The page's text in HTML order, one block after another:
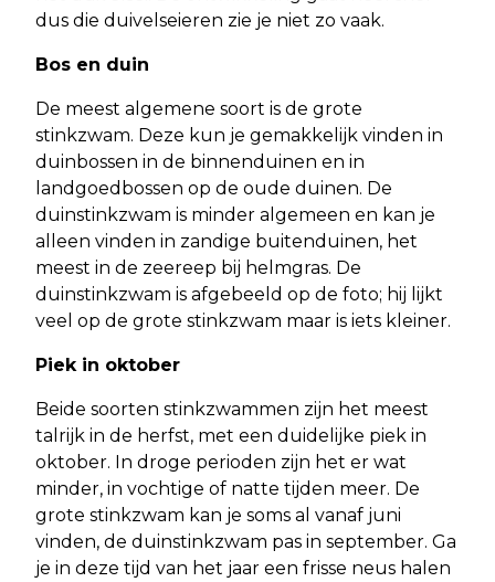
dus die duivelseieren zie je niet zo vaak.
Bos en duin
De meest algemene soort is de grote
stinkzwam. Deze kun je gemakkelijk vinden in
duinbossen in de binnenduinen en in
landgoedbossen op de oude duinen. De
duinstinkzwam is minder algemeen en kan je
alleen vinden in zandige buitenduinen, het
meest in de zeereep bij helmgras. De
duinstinkzwam is afgebeeld op de foto; hij lijkt
veel op de grote stinkzwam maar is iets kleiner.
Piek in oktober
Beide soorten stinkzwammen zijn het meest
talrijk in de herfst, met een duidelijke piek in
oktober. In droge perioden zijn het er wat
minder, in vochtige of natte tijden meer. De
grote stinkzwam kan je soms al vanaf juni
vinden, de duinstinkzwam pas in september. Ga
je in deze tijd van het jaar een frisse neus halen